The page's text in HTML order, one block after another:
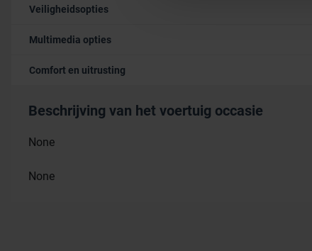
Veiligheidsopties
Multimedia opties
Comfort en uitrusting
Beschrijving van het voertuig occasie
None
None